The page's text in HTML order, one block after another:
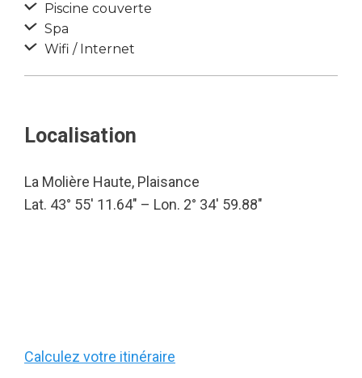
Piscine couverte
Spa
Wifi / Internet
Localisation
La Molière Haute, Plaisance
Lat. 43° 55′ 11.64″ – Lon. 2° 34′ 59.88″
Calculez votre itinéraire